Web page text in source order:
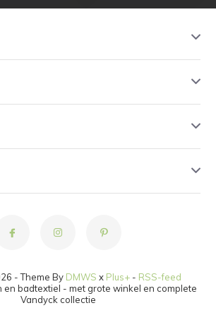
- Theme By DMWS x Plus+ - RSS-feed
en badtextiel - met grote winkel en complete
Vandyck collectie